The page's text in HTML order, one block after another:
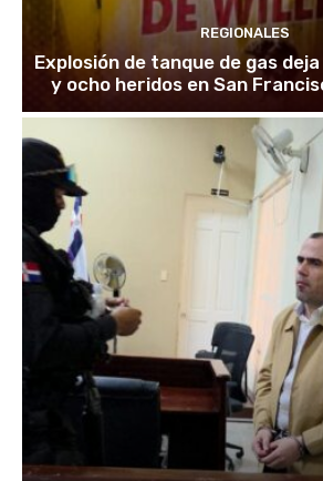
REGIONALES
Explosión de tanque de gas
y ocho heridos en San